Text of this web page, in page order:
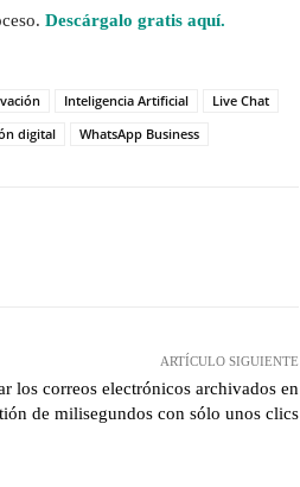
Descárgalo gratis aquí.
Inteligencia Artificial
Live Chat
digital WhatsApp Business
ARTÍCULO SIGUIENTE
los correos electrónicos archivados en
de milisegundos con sólo unos clics